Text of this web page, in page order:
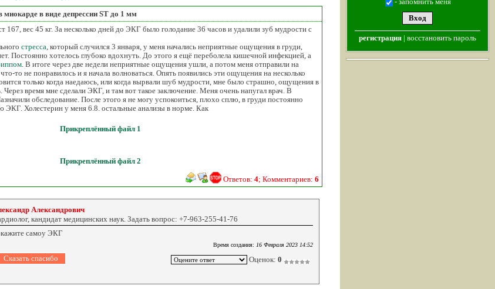
в виде депрессии ST до 1 мм
167, вес 45 кг. За несколько дней до ЭКГ было голодание 36 часов и удалили зуб мудрости с
стресса, который случился 3 января, у меня начались неприятные ощущения в груди,
Постоянно хотелось глубоко вдохнуть. До этого я ещё переболела кишечной инфекцией, а
. В итоге через две недели неприятные ощущения ушли, а потом меня отправили на
то не понравилось и я начала волноваться. Опять появились эти ощущения на несколько
только когда наедаюсь, или когда вырвали шуб мудрости, мне было страшно, ощущения в
время мне сделали ЭКГ, и там вот такое заключение. Меня очень напугал врач. В
обследование. После этого я не могу успокоиться, плохо сплю, в груди постоянно
ЭКГ. Холестерин у меня 6.8. остальные анализы в норме. Как
Прикреплённый файл 1
Прикреплённый файл 2
Ответов: 4; Комментариев: 6
Александрович
кандидат медицинских наук. Задать вопрос: +7-963-255-41-76
самоу ЭКГ
Время создания: 16 Февраля 2023 14:52
Оценок: 0
регистрация | восстановить пароль